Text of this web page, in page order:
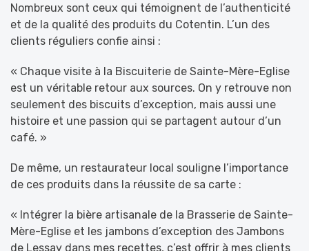
Nombreux sont ceux qui témoignent de l’authenticité
et de la qualité des produits du Cotentin. L’un des
clients réguliers confie ainsi :
« Chaque visite à la Biscuiterie de Sainte-Mère-Eglise
est un véritable retour aux sources. On y retrouve non
seulement des biscuits d’exception, mais aussi une
histoire et une passion qui se partagent autour d’un
café. »
De même, un restaurateur local souligne l’importance
de ces produits dans la réussite de sa carte :
« Intégrer la bière artisanale de la Brasserie de Sainte-
Mère-Eglise et les jambons d’exception des Jambons
de Lessay dans mes recettes, c’est offrir à mes clients